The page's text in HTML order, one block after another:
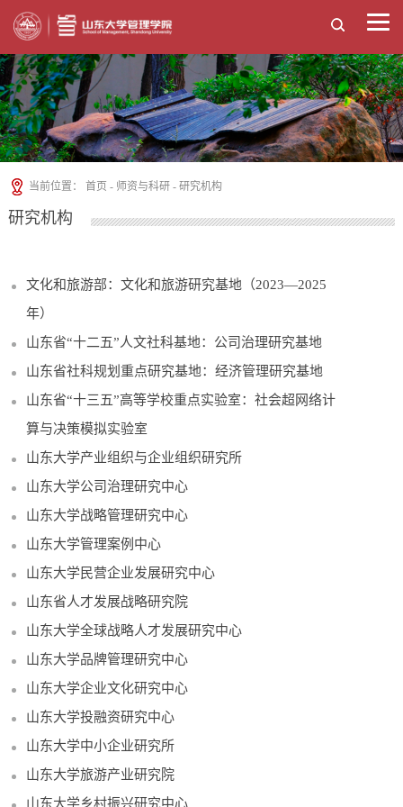
当前位置： 首页 - 师资与科研 -研究机构
研究机构
文化和旅游部：文化和旅游研究基地（2023—2025
年）
山东省“十二五”人文社科基地：公司治理研究基地
山东省社科规划重点研究基地：经济管理研究基地
山东省“十三五”高等学校重点实验室：社会超网络计
算与决策模拟实验室
山东大学产业组织与企业组织研究所
山东大学公司治理研究中心
山东大学战略管理研究中心
山东大学管理案例中心
山东大学民营企业发展研究中心
山东省人才发展战略研究院
山东大学全球战略人才发展研究中心
山东大学品牌管理研究中心
山东大学企业文化研究中心
山东大学投融资研究中心
山东大学中小企业研究所
山东大学旅游产业研究院
山东大学乡村振兴研究中心